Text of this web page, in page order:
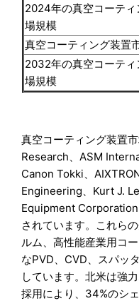
2024年の真空コーティ
場規模
真空コーティング装置
2032年の真空コーティ
場規模
真空コーティング装置
Research、ASM
Canon Tokki、
Engineering、Kurt J.
Equipment
されています。これら
ルム、高性能産業用コ
なPVD、CVD、スパッ
しています。北米は強
採用により、34%のシ